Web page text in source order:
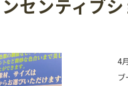
センティブ
4
ブ